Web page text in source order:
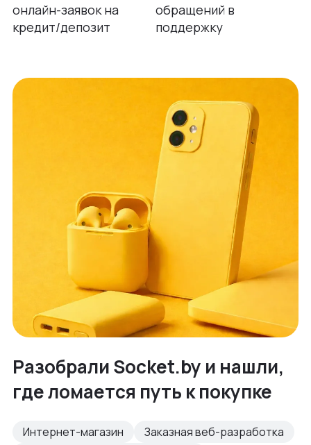
онлайн-заявок на
кредит/депозит
обращений в
поддержку
Разобрали Socket.by и нашли,
где ломается путь к покупке
Интернет-магазин
Заказная веб-разработка